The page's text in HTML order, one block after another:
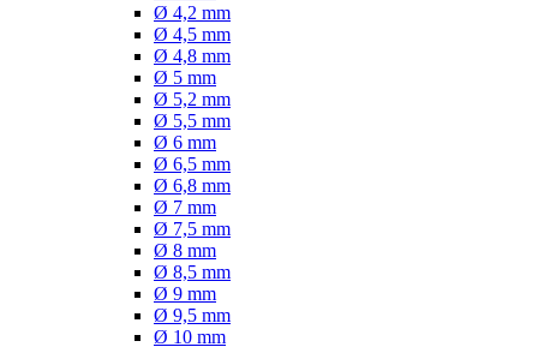
Ø 4,2 mm
Ø 4,5 mm
Ø 4,8 mm
Ø 5 mm
Ø 5,2 mm
Ø 5,5 mm
Ø 6 mm
Ø 6,5 mm
Ø 6,8 mm
Ø 7 mm
Ø 7,5 mm
Ø 8 mm
Ø 8,5 mm
Ø 9 mm
Ø 9,5 mm
Ø 10 mm